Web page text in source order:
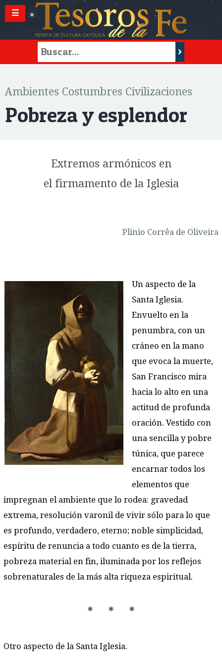
☰
Ambientes Costumbres Civilizaciones
Pobreza y esplendor
Extremos armónicos en
el firmamento de la Iglesia
Plinio Corrêa de Oliveira
Un aspecto de la
Santa Iglesia.
Envuelto en la
penumbra, con un
cráneo en la mano
que evoca la muerte,
San Francisco mira
hacia lo alto en una
actitud de profunda
oración. Vestido con
una sencilla y pobre
túnica, que parece
encarnar todos los
elementos que
impregnan el ambiente que lo rodea: gravedad
extrema, resolución varonil de vivir sólo para lo que
es profundo, verdadero, eterno; noble simplicidad,
espíritu de renuncia a todo cuanto es de la tierra,
pobreza material en fin, iluminada por los reflejos
sobrenaturales de la más alta riqueza espiritual.
* * *
Otro aspecto de la Santa Iglesia.